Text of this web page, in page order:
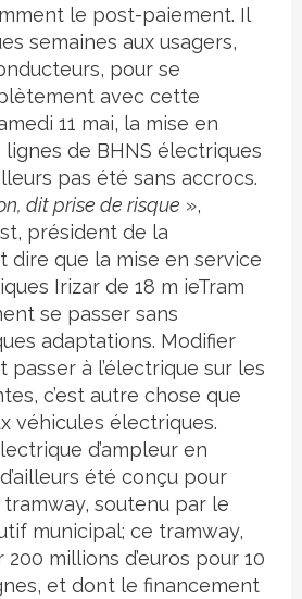
le post-paiement. Il
semaines aux usagers,
pour se
avec cette
11 mai, la mise en
de BHNS électriques
pas été sans accrocs.
dit prise de risque »,
président de la
dire que la mise en service
Irizar de 18 m ieTram
se passer sans
adaptations. Modifier
passer à l’électrique sur les
c’est autre chose que
véhicules électriques.
d’ampleur en
été conçu pour
soutenu par le
municipal; ce tramway,
millions d’euros pour 10
et dont le financement